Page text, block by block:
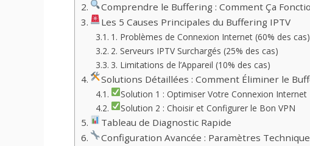
Comprendre le Buffering : Comment Ça
Les 5 Causes Principales du Buffering IPTV
1. Problèmes de Connexion Internet (60% des cas)
2. Serveurs IPTV Surchargés (25% des cas)
3. Limitations de l’Appareil (10% des cas)
Solutions Détaillées : Comment Éliminer le
Solution 1 : Optimiser Votre Connexion Internet
Solution 2 : Choisir et Configurer le Bon VPN
Tableau de Diagnostic Rapide
Configuration Avancée : Paramètres